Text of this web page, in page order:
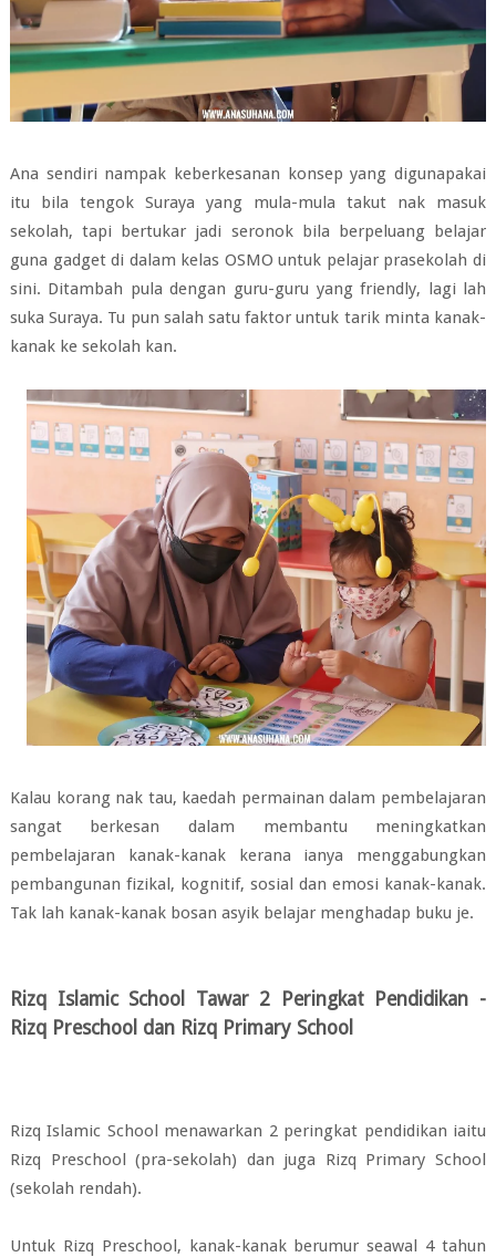
Ana sendiri nampak keberkesanan konsep yang digunapakai
itu bila tengok Suraya yang mula-mula takut nak masuk
sekolah, tapi bertukar jadi seronok bila berpeluang belajar
guna gadget di dalam kelas OSMO untuk pelajar prasekolah di
sini. Ditambah pula dengan guru-guru yang friendly, lagi lah
suka Suraya. Tu pun salah satu faktor untuk tarik minta kanak-
kanak ke sekolah kan.
Kalau korang nak tau, kaedah permainan dalam pembelajaran
sangat berkesan dalam membantu meningkatkan
pembelajaran kanak-kanak kerana ianya menggabungkan
pembangunan fizikal, kognitif, sosial dan emosi kanak-kanak.
Tak lah kanak-kanak bosan asyik belajar menghadap buku je.
Rizq Islamic School Tawar 2 Peringkat Pendidikan -
Rizq Preschool dan Rizq Primary School
Rizq Islamic School menawarkan 2 peringkat pendidikan iaitu
Rizq Preschool (pra-sekolah) dan juga Rizq Primary School
(sekolah rendah).
Untuk Rizq Preschool, kanak-kanak berumur seawal 4 tahun